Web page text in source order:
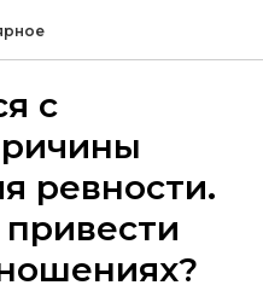
с
ревности.